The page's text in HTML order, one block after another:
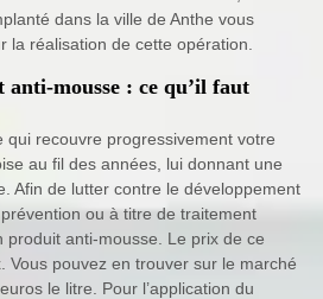
dans la ville de Anthe vous
la réalisation de cette opération.
mousse : ce qu’il faut
qui recouvre progressivement votre
au fil des années, lui donnant une
Afin de lutter contre le développement
ou à titre de traitement
produit anti-mousse. Le prix de ce
Vous pouvez en trouver sur le marché
le litre. Pour l’application du